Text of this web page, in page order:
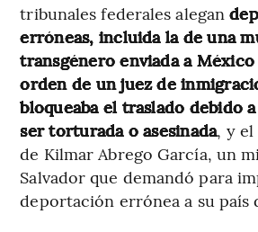
tribunales federales alegan
erróneas, incluida la de una
transgénero enviada a México
orden de un juez de
bloqueaba el traslado debido
ser torturada o asesinada, y el
de Kilmar Abrego García, un
Salvador que demandó para
deportación errónea a su país